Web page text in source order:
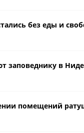
без еды и
заповеднику в
помещений